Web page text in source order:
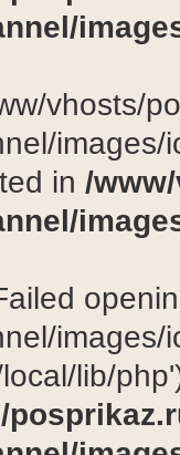
vhosts/
in /
images/
lib/